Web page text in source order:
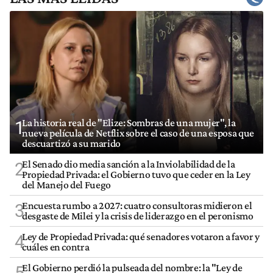
1La historia real de "Elize: Sombras de una mujer", la
nueva película de Netflix sobre el caso de una esposa que
descuartizó a su marido
2El Senado dio media sanción a la Inviolabilidad de la
Propiedad Privada: el Gobierno tuvo que ceder en la Ley
del Manejo del Fuego
3Encuesta rumbo a 2027: cuatro consultoras midieron el
desgaste de Milei y la crisis de liderazgo en el peronismo
4Ley de Propiedad Privada: qué senadores votaron a favor y
cuáles en contra
El Gobierno perdió la pulseada del nombre: la "Ley de